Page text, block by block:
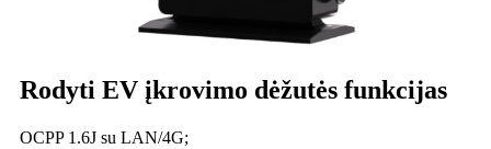
Rodyti EV įkrovimo dėžutės funkcijas
OCPP 1.6J su LAN/4G;